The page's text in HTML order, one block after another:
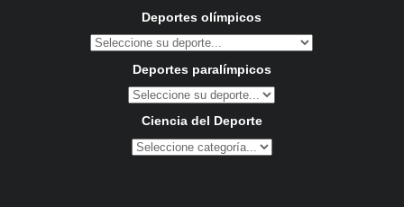
Deportes olímpicos
Deportes paralímpicos
Ciencia del Deporte